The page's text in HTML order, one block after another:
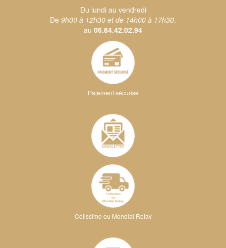
Du lundi au vendredi
De 9h00 à 12h30 et de 14h00 à 17h30.
au 06.84.42.02.94
Paiement sécurisé
Colissimo ou Mondial Relay